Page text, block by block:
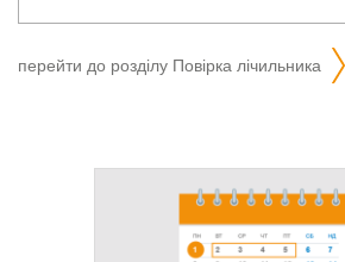
перейти до розділу повірка лічильника